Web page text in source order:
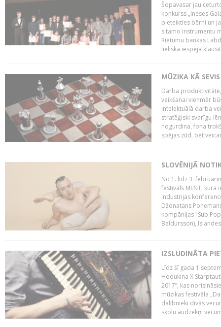
Šopavasar jau
konkurss „Ineses
pieteikties bērni un
sitamo instrumentu
Rietumu bankas
lieliska iespēja
MŪZIKA KĀ
Darba
veikšanai vienmēr
intelektuālā darba
stratēģiski svarīgu
nogurdina, fona
spējas zūd, bet
SLOVĒNIJĀ
No 1. līdz 3.
festivāls MENT, kura
industrijas
Džonatans
kompānijas "Sub
Baldursson),
IZSLUDINĀTA
Līdz šī gada
Hodukina X
2017”, kas
mūzikas festivāla
dalībnieki divās
skolu audzēkņi